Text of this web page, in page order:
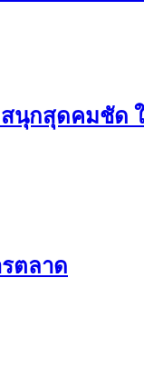
นุกสุดคมชัด
ตลาด